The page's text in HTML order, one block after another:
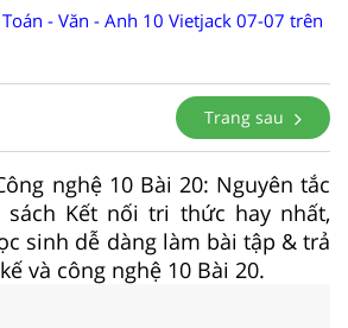
Toán - Văn - Anh 10 Vietjack 07-07 trên
Trang sau
nghệ 10 Bài 20: Nguyên tắc
Kết nối tri thức hay nhất,
sinh dễ dàng làm bài tập & trả
và công nghệ 10 Bài 20.